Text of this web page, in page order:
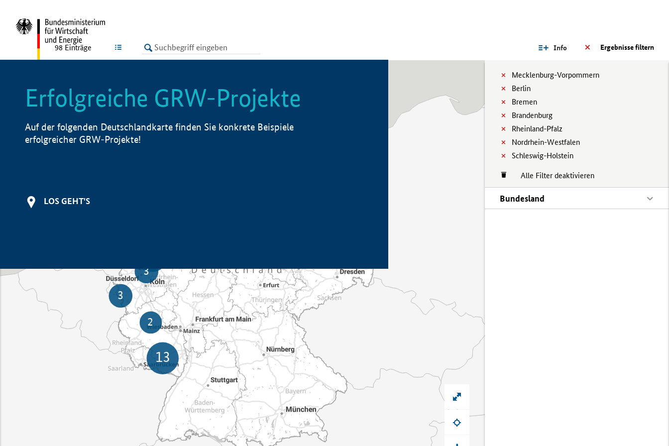
LISTE Ergebnisse filtern
Info
Mecklenburg-Vorpommern
Berlin
Bremen
Brandenburg
Rheinland-Pfalz
Nordrhein-Westfalen
Schleswig-Holstein
Alle Filter deaktivieren
Bundesland
98 Einträge
Erfolgreiche GRW-Projekte
Auf der folgenden Deutschlandkarte finden Sie konkrete Beispiele
erfolgreicher GRW-Projekte!
LOS GEHT'S